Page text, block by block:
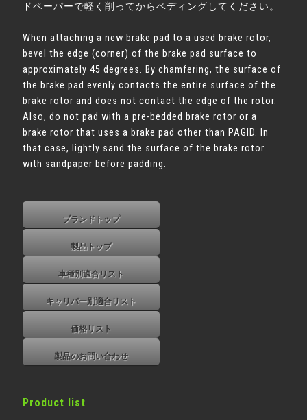
ドペーパーで軽く削ってからベディングしてください。
When attaching a new brake pad to a used brake rotor,
bevel the edge (corner) of the brake pad surface to
approximately 45 degrees. By chamfering, the surface of
the brake pad evenly contacts the entire surface of the
brake rotor and does not contact the edge of the rotor.
Also, do not pad with a pre-bedded brake rotor or a
brake rotor that uses a brake pad other than PAGID. In
that case, lightly sand the surface of the brake rotor
with sandpaper before padding.
ブランドトップ
製品トップ
車種別適合リスト
キャリパー別適合リスト
価格リスト
製品のお問い合わせ
Product list